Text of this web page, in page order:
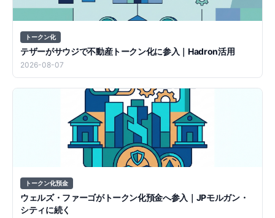
トークン化
テザーがサウジで不動産トークン化に参入｜Hadron活用
2026-08-07
トークン化預金
ウェルズ・ファーゴがトークン化預金へ参入｜JPモルガン・
シティに続く